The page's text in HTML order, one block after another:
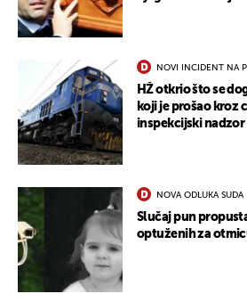
NOVI INCIDENT NA
HŽ otkrio što se
koji je prošao kroz
inspekcijski nadzor
NOVA ODLUKA SUDA
Slučaj pun
optuženih za
UKLJUČITE